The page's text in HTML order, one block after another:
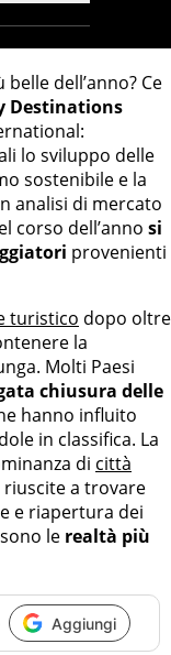
dell’anno? Ce
Destinations
lo sviluppo delle
sostenibile e la
analisi di mercato
corso dell’anno si
provenienti
turistico dopo oltre
la
Molti Paesi
chiusura delle
hanno influito
in classifica. La
di città
riuscite a trovare
e riapertura dei
le realtà più
Aggiungi